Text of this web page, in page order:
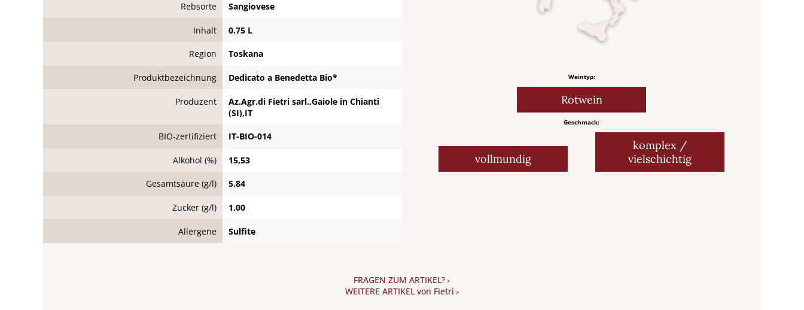
Rebsorte Sangiovese
Inhalt 0.75 L
Region Toskana
Produktbezeichnung Dedicato a Benedetta Bio*
Produzent
Az.Agr.di Fietri sarl.,Gaiole in Chianti
(SI),IT
BIO-zertifiziert IT-BIO-014
Alkohol (%) 15,53
Gesamtsäure (g/l) 5,84
Zucker (g/l) 1,00
Allergene Sulfite
Weintyp:
Rotwein
Geschmack:
vollmundig
komplex /
vielschichtig
FRAGEN ZUM ARTIKEL? >
WEITERE ARTIKEL von Fietri >